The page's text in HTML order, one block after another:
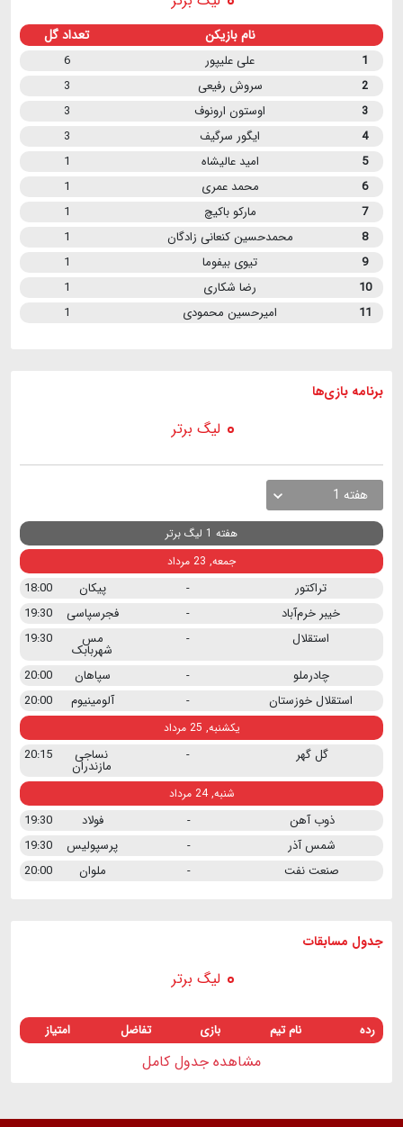
نام بازیکن تعداد گل
1 علی علیپور
6
2
سروش رفیعی
3
3
اوستون ارونوف
3
4
ایگور سرگیف
3
5
امید عالیشاه
1
6
محمد عمری
1
7
مارکو باکیچ
1
8
محمدحسین کنعانی زادگان
1
9
تیوی بیفوما
1
10
رضا شکاری
1
11
امیرحسین محمودی 1
برنامه بازی ها
لیگ برتر
هفته 1
هفته 1 لیگ برتر
جمعه, 23 مرداد
تراکتور - پیکان
18:00
خیبر خرم‌آباد
- فجرسپاسی
19:30
استقلال
- مس
شهربابک
19:30
چادرملو
- سپاهان
20:00
استقلال خوزستان
- آلومینیوم 20:00
یکشنبه, 25 مرداد
گل گهر - نساجی
مازندران
20:15
شنبه, 24 مرداد
ذوب آهن - فولاد
19:30
شمس آذر
- پرسپولیس
19:30
صنعت نفت
- ملوان 20:00
جدول مسابقات
لیگ برتر
رده نام تیم بازی تفاضل امتیاز
مشاهده جدول کامل